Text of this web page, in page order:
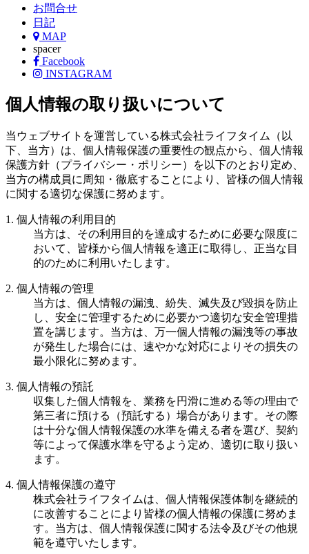
お問合せ
日記
MAP
spacer
Facebook
INSTAGRAM
個人情報の取り扱いについて
当ウェブサイトを運営している株式会社ライフタイム（以
下、当方）は、個人情報保護の重要性の観点から、個人情報
保護方針（プライバシー・ポリシー）を以下のとおり定め、
当方の構成員に周知・徹底することにより、皆様の個人情報
に関する適切な保護に努めます。
1. 個人情報の利用目的
当方は、その利用目的を達成するために必要な限度に
おいて、皆様から個人情報を適正に取得し、正当な目
的のために利用いたします。
2. 個人情報の管理
当方は、個人情報の漏洩、紛失、滅失及び毀損を防止
し、安全に管理するために必要かつ適切な安全管理措
置を講じます。当方は、万一個人情報の漏洩等の事故
が発生した場合には、速やかな対応によりその損失の
最小限化に努めます。
3. 個人情報の預託
収集した個人情報を、業務を円滑に進める等の理由で
第三者に預ける（預託する）場合があります。その際
は十分な個人情報保護の水準を備える者を選び、契約
等によって保護水準を守るよう定め、適切に取り扱い
ます。
4. 個人情報保護の遵守
株式会社ライフタイムは、個人情報保護体制を継続的
に改善することにより皆様の個人情報の保護に努めま
す。当方は、個人情報保護に関する法令及びその他規
範を遵守いたします。